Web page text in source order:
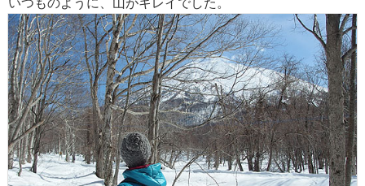
いつものように、山がキレイでした。